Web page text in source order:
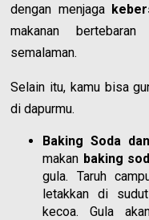
dengan menjaga
makanan
semalaman.
Selain itu, kamu bisa
di dapurmu.
Baking Soda
makan baking
gula. Taruh
letakkan di
kecoa. Gula